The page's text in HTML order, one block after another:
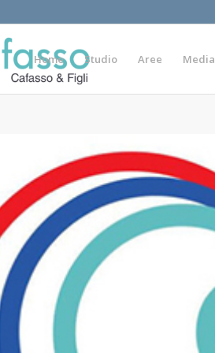
Home Studio Aree Media